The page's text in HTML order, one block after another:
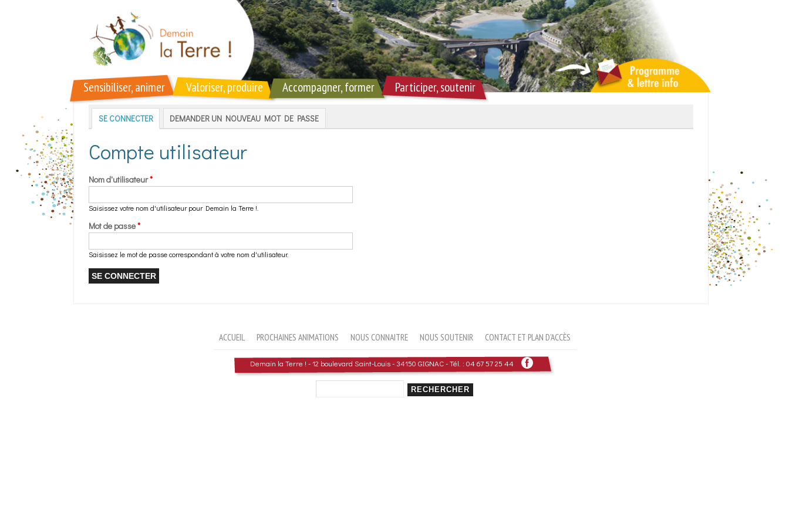
Sensibiliser, animer Valoriser, produire Accompagner, former Participer, soutenir
Onglets principaux
SE CONNECTER(ONGLET ACTIF)
DEMANDER UN NOUVEAU MOT DE PASSE
Compte utilisateur
Nom d'utilisateur*
Saisissez votre nom d'utilisateur pour Demain la Terre !.
Mot de passe*
Saisissez le mot de passe correspondant à votre nom d'utilisateur.
ACCUEIL PROCHAINES ANIMATIONS NOUS CONNAITRE NOUS SOUTENIR CONTACT ET PLAN D'ACCÈS
Demain la Terre ! - 12 boulevard Saint-Louis - 34150 GIGNAC - Tél. : 04 67 57 25 44